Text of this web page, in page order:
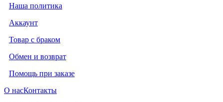
Наша политика
Аккаунт
Товар с браком
Обмен и возврат
Помощь при заказе
О насКонтакты